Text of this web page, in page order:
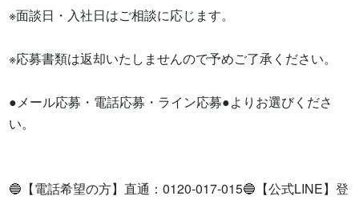
※面談日・入社日はご相談に応じます。
※応募書類は返却いたしませんので予めご了承ください。
●メール応募・電話応募・ライン応募●よりお選びくださ
い。
🔵【電話希望の方】直通：0120-017-015🔵【公式LINE】登